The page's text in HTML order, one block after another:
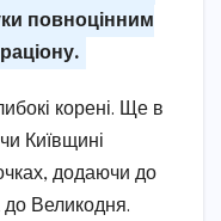
повноцінним
корені. Ще в
Київщині
додаючи до
до Великодня.